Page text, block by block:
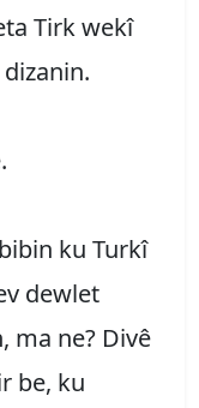
Tirk wekî
ku Turkî
dewlet
ma ne? Divê
be, ku